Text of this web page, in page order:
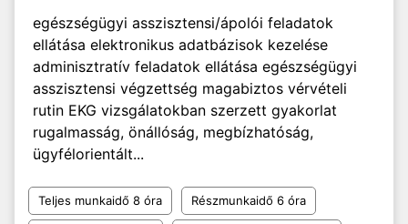
egészségügyi asszisztensi/ápolói feladatok
ellátása elektronikus adatbázisok kezelése
adminisztratív feladatok ellátása egészségügyi
asszisztensi végzettség magabiztos vérvételi
rutin EKG vizsgálatokban szerzett gyakorlat
rugalmasság, önállóság, megbízhatóság,
ügyfélorientált...
Teljes munkaidő 8 óra Részmunkaidő 6 óra